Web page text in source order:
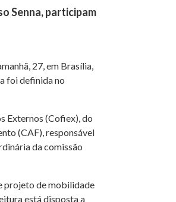
Senna, participam
27, em Brasília,
foi definida no
Externos (Cofiex), do
(CAF), responsável
da comissão
projeto de mobilidade
está disposta a